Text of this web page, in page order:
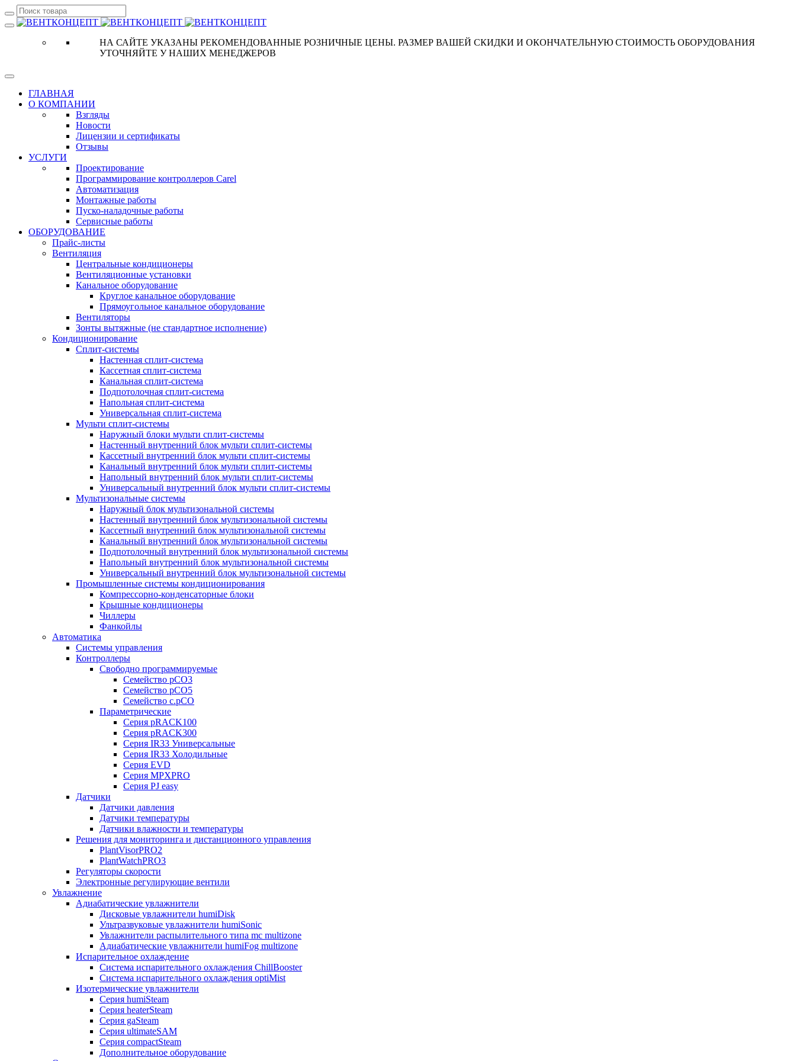
НА САЙТЕ УКАЗАНЫ РЕКОМЕНДОВАННЫЕ РОЗНИЧНЫЕ ЦЕНЫ. РАЗМЕР ВАШЕЙ СКИДКИ И ОКОНЧАТЕЛЬНУЮ СТОИМОСТЬ ОБОРУДОВАНИЯ
УТОЧНЯЙТЕ У НАШИХ МЕНЕДЖЕРОВ
ГЛАВНАЯ
О КОМПАНИИ
Взгляды
Новости
Лицензии и сертификаты
Отзывы
УСЛУГИ
Проектирование
Программирование контроллеров Carel
Автоматизация
Монтажные работы
Пуско-наладочные работы
Сервисные работы
ОБОРУДОВАНИЕ
Прайс-листы
Вентиляция
Центральные кондиционеры
Вентиляционные установки
Канальное оборудование
Круглое канальное оборудование
Прямоугольное канальное оборудование
Вентиляторы
Зонты вытяжные (не стандартное исполнение)
Кондиционирование
Сплит-системы
Настенная сплит-система
Кассетная сплит-система
Канальная сплит-система
Подпотолочная сплит-система
Напольная сплит-система
Универсальная сплит-система
Мульти сплит-системы
Наружный блоки мульти сплит-системы
Настенный внутренний блок мульти сплит-системы
Кассетный внутренний блок мульти сплит-системы
Канальный внутренний блок мульти сплит-системы
Напольный внутренний блок мульти сплит-системы
Универсальный внутренний блок мульти сплит-системы
Мультизональные системы
Наружный блок мультизональной системы
Настенный внутренний блок мультизональной системы
Кассетный внутренний блок мультизональной системы
Канальный внутренний блок мультизональной системы
Подпотолочный внутренний блок мультизональной системы
Напольный внутренний блок мультизональной системы
Универсальный внутренний блок мультизональной системы
Промышленные системы кондиционирования
Компрессорно-конденсаторные блоки
Крышные кондиционеры
Чиллеры
Фанкойлы
Автоматика
Системы управления
Контроллеры
Свободно программируемые
Семейство pCO3
Семейство pCO5
Семейство c.pCO
Параметрические
Серия pRACK100
Серия pRACK300
Серия IR33 Универсальные
Серия IR33 Холодильные
Серия EVD
Серия MPXPRO
Серия PJ easy
Датчики
Датчики давления
Датчики температуры
Датчики влажности и температуры
Решения для мониторинга и дистанционного управления
PlantVisorPRO2
PlantWatchPRO3
Регуляторы скорости
Электронные регулирующие вентили
Увлажнение
Адиабатические увлажнители
Дисковые увлажнители humiDisk
Ультразвуковые увлажнители humiSonic
Увлажнители распылительного типа mc multizone
Адиабатические увлажнители humiFog multizone
Испарительное охлаждение
Система испарительного охлаждения ChillBooster
Система испарительного охлаждения optiMist
Изотермические увлажнители
Серия humiSteam
Серия heaterSteam
Серия gaSteam
Серия ultimateSAM
Серия compactSteam
Дополнительное оборудование